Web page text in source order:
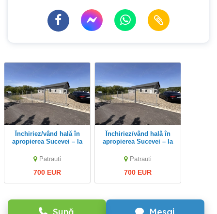
Închiriez/vând halǎ în
apropierea Sucevei – la
Patrauti
700 EUR
Închiriez/vând halǎ în
apropierea Sucevei – la
Patrauti
700 EUR